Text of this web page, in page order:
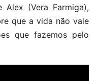
Alex (Vera Farmiga),
que a vida não vale
que fazemos pelo